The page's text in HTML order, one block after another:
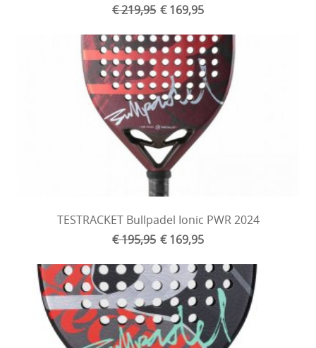
€ 219,95 € 169,95
TESTRACKET Bullpadel Ionic PWR 2024
€ 195,95 € 169,95